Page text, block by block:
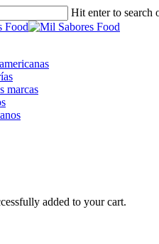
Hit enter to search
marcas
added to your cart.